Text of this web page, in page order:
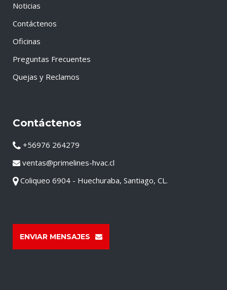
Noticias
Contáctenos
Oficinas
Preguntas Frecuentes
Quejas y Reclamos
Contáctenos
+56976 264279
ventas@primelines-hvac.cl
Coliqueo 6904 - Huechuraba, Santiago, CL.
ENVIAR MENSAJES